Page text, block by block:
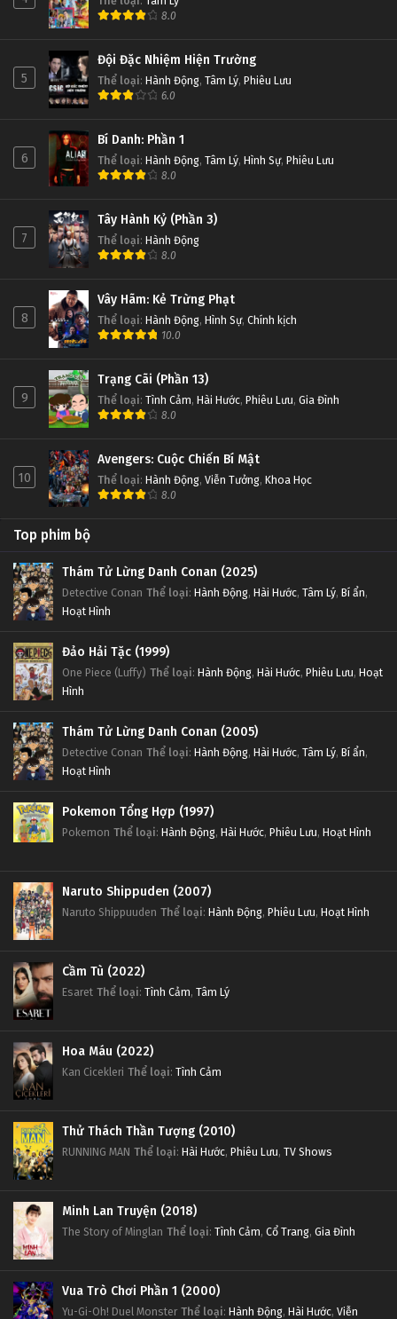
8.0
5
Đội Đặc Nhiệm Hiện Trường
Thể loại: Hành Động, Tâm Lý, Phiêu Lưu
6.0
6
Bí Danh: Phần 1
Thể loại: Hành Động, Tâm Lý, Hình Sự, Phiêu Lưu
8.0
7
Tây Hành Kỷ (Phần 3)
Thể loại: Hành Động
8.0
8
Vây Hãm: Kẻ Trừng Phạt
Thể loại: Hành Động, Hình Sự, Chính kịch
10.0
9
Trạng Cãi (Phần 13)
Thể loại: Tình Cảm, Hài Hước, Phiêu Lưu, Gia Đình
8.0
10
Avengers: Cuộc Chiến Bí Mật
Thể loại: Hành Động, Viễn Tưởng, Khoa Học
8.0
Top phim bộ
Thám Tử Lừng Danh Conan (2025)
Detective Conan Thể loại: Hành Động, Hài Hước, Tâm Lý, Bí ẩn,
Hoạt Hình
Đảo Hải Tặc (1999)
One Piece (Luffy) Thể loại: Hành Động, Hài Hước, Phiêu Lưu, Hoạt
Hình
Thám Tử Lừng Danh Conan (2005)
Detective Conan Thể loại: Hành Động, Hài Hước, Tâm Lý, Bí ẩn,
Hoạt Hình
Pokemon Tổng Hợp (1997)
Pokemon Thể loại: Hành Động, Hài Hước, Phiêu Lưu, Hoạt Hình
Naruto Shippuden (2007)
Naruto Shippuuden Thể loại: Hành Động, Phiêu Lưu, Hoạt Hình
Cầm Tù (2022)
Esaret Thể loại: Tình Cảm, Tâm Lý
Hoa Máu (2022)
Kan Cicekleri Thể loại: Tình Cảm
Thử Thách Thần Tượng (2010)
RUNNING MAN Thể loại: Hài Hước, Phiêu Lưu, TV Shows
Minh Lan Truyện (2018)
The Story of Minglan Thể loại: Tình Cảm, Cổ Trang, Gia Đình
Vua Trò Chơi Phần 1 (2000)
Yu-Gi-Oh! Duel Monster Thể loại: Hành Động, Hài Hước, Viễn